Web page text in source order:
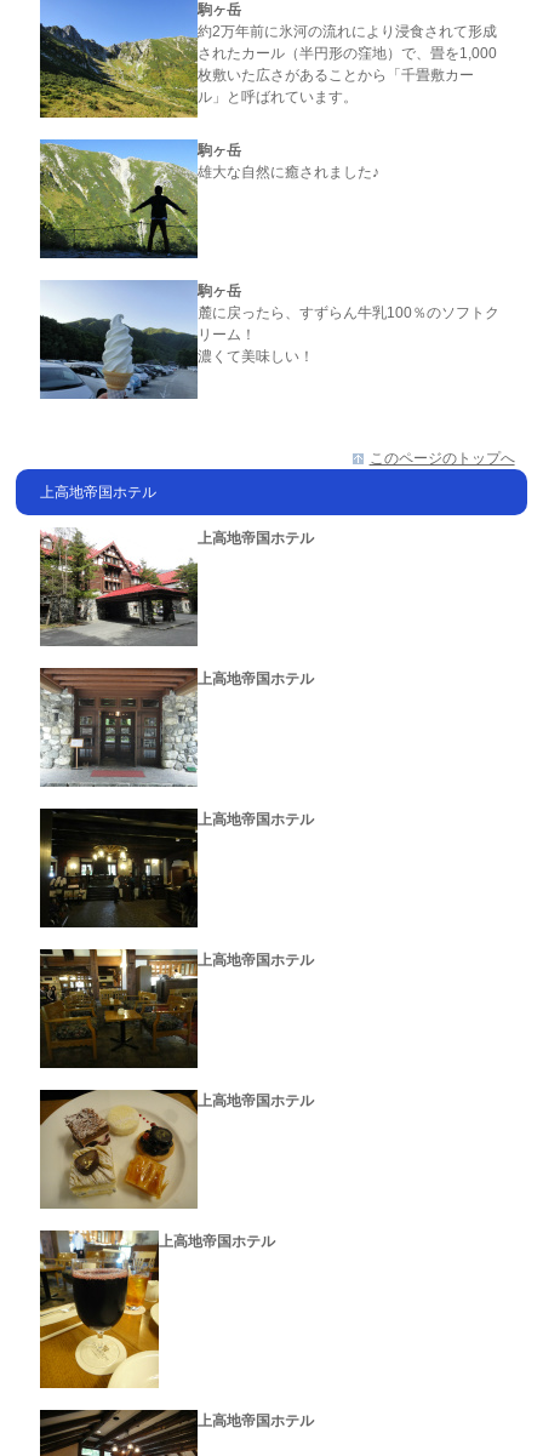
駒ヶ岳
約2万年前に氷河の流れにより浸食されて形成
されたカール（半円形の窪地）で、畳を1,000
枚敷いた広さがあることから「千畳敷カー
ル」と呼ばれています。
駒ヶ岳
雄大な自然に癒されました♪
駒ヶ岳
麓に戻ったら、すずらん牛乳100％のソフトク
リーム！
濃くて美味しい！
このページのトップへ
上高地帝国ホテル
上高地帝国ホテル
上高地帝国ホテル
上高地帝国ホテル
上高地帝国ホテル
上高地帝国ホテル
上高地帝国ホテル
上高地帝国ホテル